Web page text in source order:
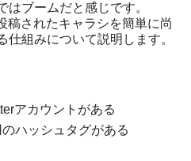
はブームだと感じです。
稿されたキャラシを簡単に尚
仕組みについて説明します。
アカウントがある
ハッシュタグがある